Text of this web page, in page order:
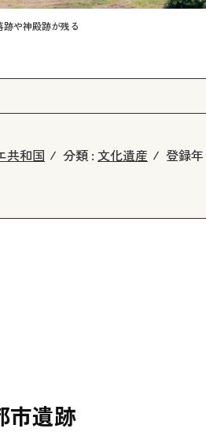
や神殿跡が残る
共和国 分類 : 文化遺産 登録年
市遺跡